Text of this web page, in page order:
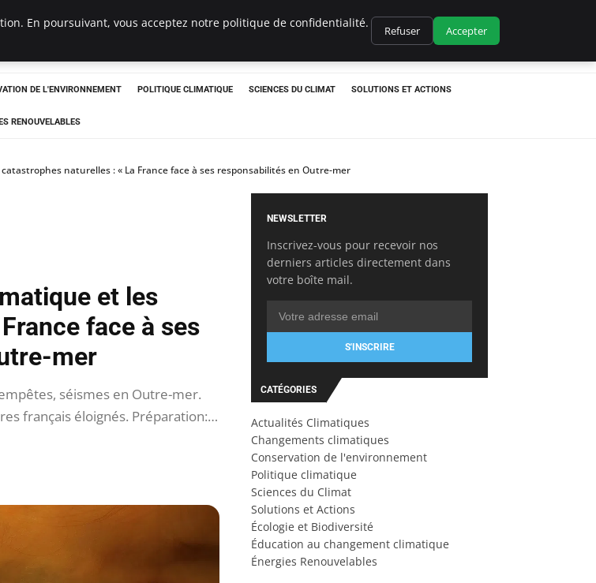
DE L'ENVIRONNEMENT POLITIQUE CLIMATIQUE SCIENCES DU CLIMAT SOLUTIONS ET ACTIONS
RENOUVELABLES
naturelles : « La France face à ses responsabilités en Outre-mer
et les
face à ses
mer
séismes en Outre-mer.
français éloignés. Préparation:…
NEWSLETTER
Inscrivez-vous pour recevoir nos
derniers articles directement dans
votre boîte mail.
S'INSCRIRE
CATÉGORIES
Actualités Climatiques
Changements climatiques
Conservation de l'environnement
Politique climatique
Sciences du Climat
Solutions et Actions
Écologie et Biodiversité
Éducation au changement climatique
Énergies Renouvelables
En poursuivant, vous acceptez notre politique de confidentialité.
Refuser Accepter